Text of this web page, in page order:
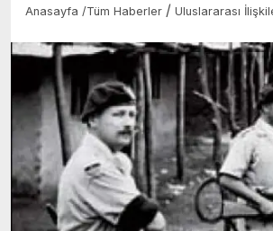
Anasayfa /Tüm Haberler / Uluslararası